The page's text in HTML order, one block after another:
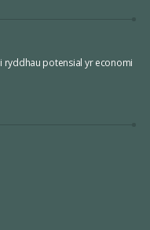
ryddhau potensial yr economi